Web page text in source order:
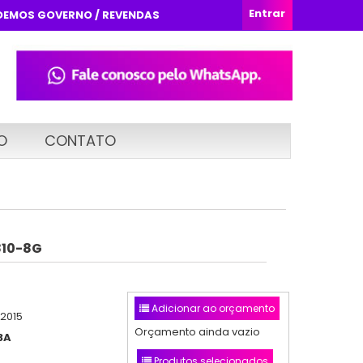
Entrar
GOVERNO / REVENDAS
CONTATO
8G
Adicionar ao orçamento
Orçamento ainda vazio